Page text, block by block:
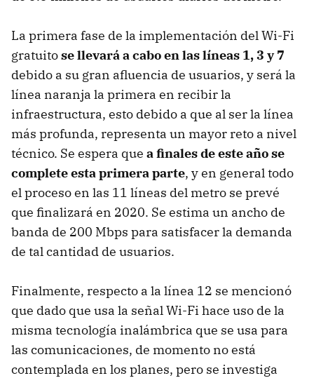
La primera fase de la implementación del Wi-Fi
gratuitose llevará a cabo en las líneas 1, 3 y 7
debido a su gran afluencia de usuarios, y será la
línea naranja la primera en recibir la
infraestructura, esto debido a que al ser la línea
más profunda, representa un mayor reto a nivel
técnico. Se espera que a finales de este año se
complete esta primera parte, y en general todo
el proceso en las 11 líneas del metro se prevé
que finalizará en 2020. Se estima un ancho de
banda de 200 Mbps para satisfacer la demanda
de tal cantidad de usuarios.
Finalmente, respecto a la línea 12 se mencionó
que dado que usa la señal Wi-Fi hace uso de la
misma tecnología inalámbrica que se usa para
las comunicaciones, de momento no está
contemplada en los planes, pero se investiga